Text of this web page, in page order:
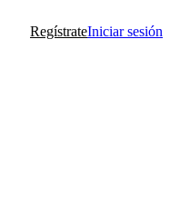
RegístrateIniciar sesión